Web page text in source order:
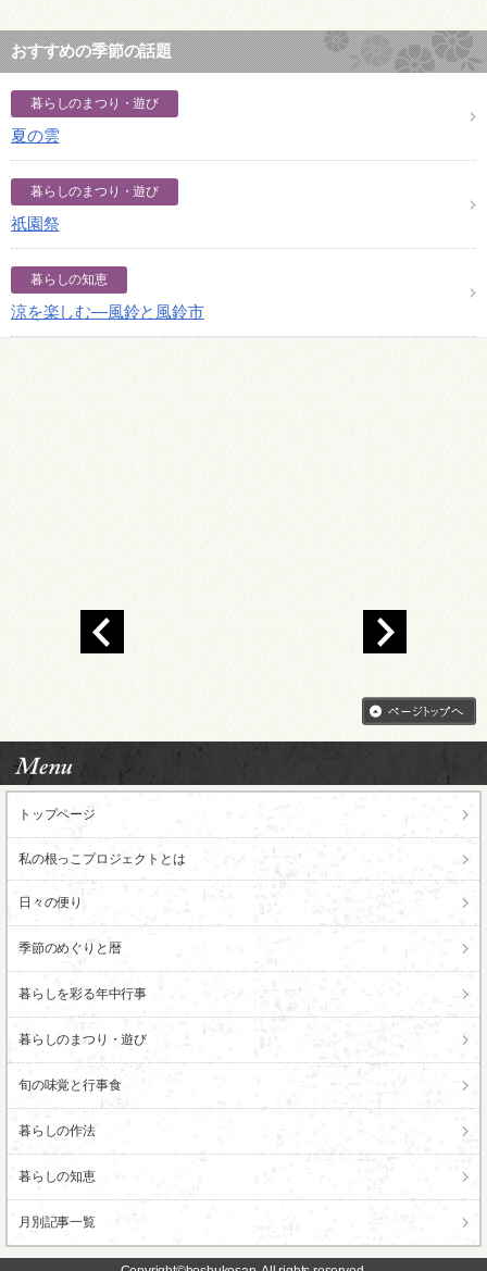
おすすめの季節の話題
暮らしのまつり・遊び
夏の雲
暮らしのまつり・遊び
祇園祭
暮らしの知恵
涼を楽しむ―風鈴と風鈴市
トップページ
私の根っこ プロジェクトとは
日々の便り
季節のめぐりと暦
暮らしを彩る年中行事
暮らしのまつり・遊び
旬の味覚と行事食
暮らしの作法
暮らしの知恵
月別記事一覧